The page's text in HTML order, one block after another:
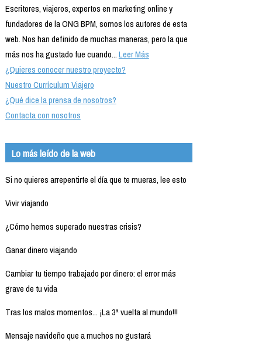
Escritores, viajeros, expertos en marketing online y
fundadores de la ONG BPM, somos los autores de esta
web. Nos han definido de muchas maneras, pero la que
más nos ha gustado fue cuando...Leer Más
¿Quieres conocer nuestro proyecto?
Nuestro Currículum Viajero
¿Qué dice la prensa de nosotros?
Contacta con nosotros
Lo más leído de la web
Si no quieres arrepentirte el día que te mueras, lee esto
Vivir viajando
¿Cómo hemos superado nuestras crisis?
Ganar dinero viajando
Cambiar tu tiempo trabajado por dinero: el error más
grave de tu vida
Tras los malos momentos... ¡La 3ª vuelta al mundo!!!
Mensaje navideño que a muchos no gustará